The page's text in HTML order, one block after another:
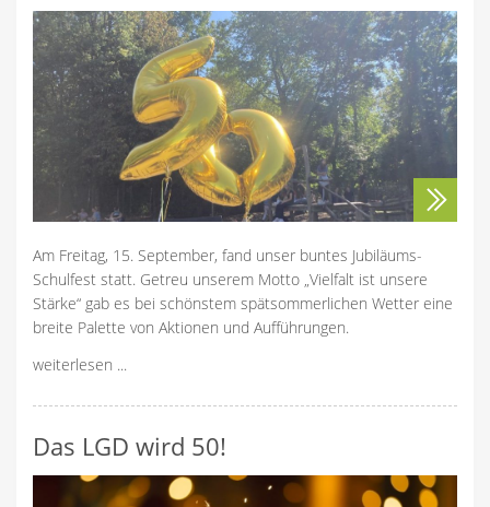
Am Freitag, 15. September, fand unser buntes Jubiläums-
Schulfest statt. Getreu unserem Motto „Vielfalt ist unsere
Stärke“ gab es bei schönstem spätsommerlichen Wetter eine
breite Palette von Aktionen und Aufführungen.
weiterlesen ...
Das LGD wird 50!